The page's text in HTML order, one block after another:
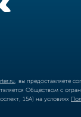
, вы предоставляете
Обществом с
15А) на условиях